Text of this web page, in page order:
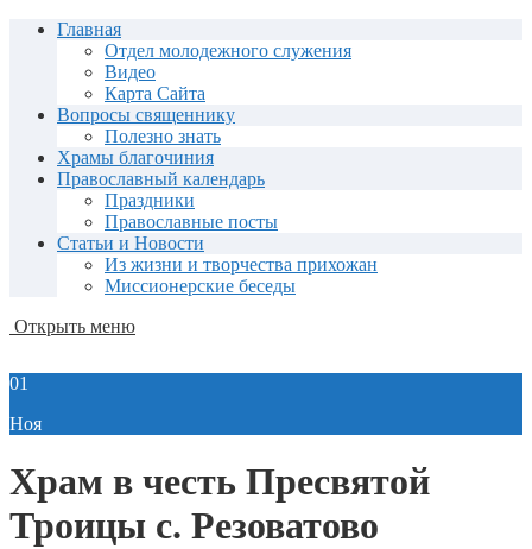
Главная
Отдел молодежного служения
Видео
Карта Сайта
Вопросы священнику
Полезно знать
Храмы благочиния
Православный календарь
Праздники
Православные посты
Статьи и Новости
Из жизни и творчества прихожан
Миссионерские беседы
Открыть меню
01
Ноя
Храм в честь Пресвятой
Троицы с. Резоватово